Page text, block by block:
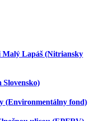
Malý Lapáš (Nitriansky
Slovensko)
(Environmentálny fond)